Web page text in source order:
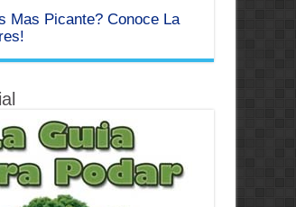
Mas Picante? Conoce La